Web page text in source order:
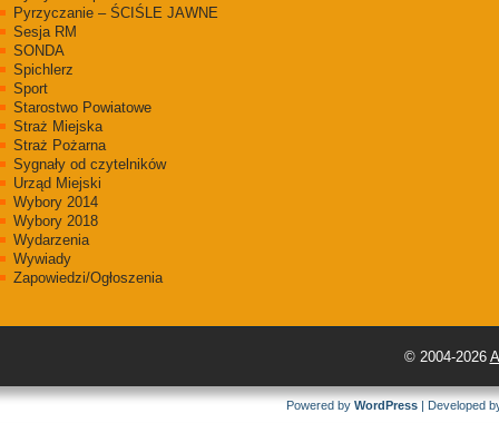
Pyrzyczanie – ŚCIŚLE JAWNE
Sesja RM
SONDA
Spichlerz
Sport
Starostwo Powiatowe
Straż Miejska
Straż Pożarna
Sygnały od czytelników
Urząd Miejski
Wybory 2014
Wybory 2018
Wydarzenia
Wywiady
Zapowiedzi/Ogłoszenia
© 2004-2026
Powered by WordPress | Developed